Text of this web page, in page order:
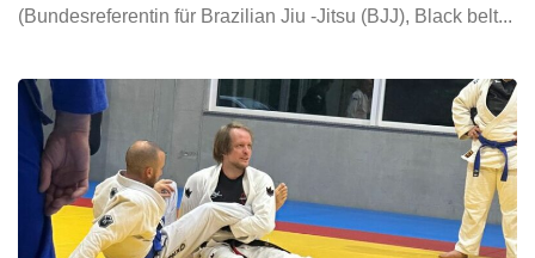
(Bundesreferentin für Brazilian Jiu -Jitsu (BJJ), Black belt...